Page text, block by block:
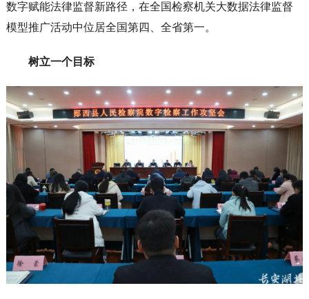
数字赋能法律监督新路径，在全国检察机关大数据法律监督
模型推广活动中位居全国第四、全省第一。
树立一个目标